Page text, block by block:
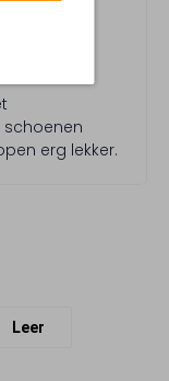
erg lekker.
Leer